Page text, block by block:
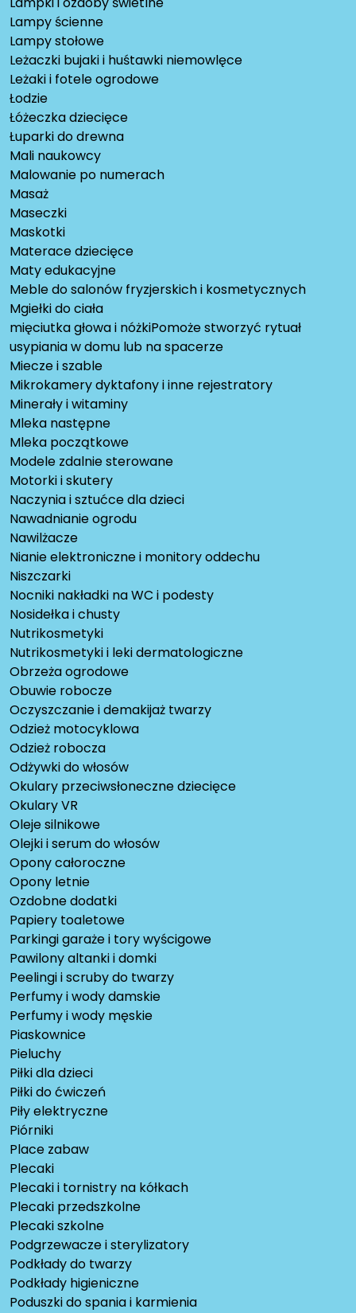
Lampy ścienne
Lampy stołowe
Leżaczki bujaki i huśtawki niemowlęce
Leżaki i fotele ogrodowe
Łodzie
Łóżeczka dziecięce
Łuparki do drewna
Mali naukowcy
Malowanie po numerach
Masaż
Maseczki
Maskotki
Materace dziecięce
Maty edukacyjne
Meble do salonów fryzjerskich i kosmetycznych
Mgiełki do ciała
mięciutka głowa i nóżkiPomoże stworzyć rytuał
usypiania w domu lub na spacerze
Miecze i szable
Mikrokamery dyktafony i inne rejestratory
Minerały i witaminy
Mleka następne
Mleka początkowe
Modele zdalnie sterowane
Motorki i skutery
Naczynia i sztućce dla dzieci
Nawadnianie ogrodu
Nawilżacze
Nianie elektroniczne i monitory oddechu
Niszczarki
Nocniki nakładki na WC i podesty
Nosidełka i chusty
Nutrikosmetyki
Nutrikosmetyki i leki dermatologiczne
Obrzeża ogrodowe
Obuwie robocze
Oczyszczanie i demakijaż twarzy
Odzież motocyklowa
Odzież robocza
Odżywki do włosów
Okulary przeciwsłoneczne dziecięce
Okulary VR
Oleje silnikowe
Olejki i serum do włosów
Opony całoroczne
Opony letnie
Ozdobne dodatki
Papiery toaletowe
Parkingi garaże i tory wyścigowe
Pawilony altanki i domki
Peelingi i scruby do twarzy
Perfumy i wody damskie
Perfumy i wody męskie
Piaskownice
Pieluchy
Piłki dla dzieci
Piłki do ćwiczeń
Piły elektryczne
Piórniki
Place zabaw
Plecaki
Plecaki i tornistry na kółkach
Plecaki przedszkolne
Plecaki szkolne
Podgrzewacze i sterylizatory
Podkłady do twarzy
Podkłady higieniczne
Poduszki do spania i karmienia